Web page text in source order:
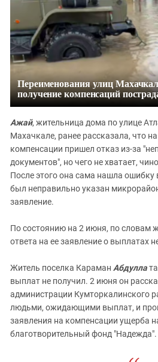
Переименования улиц
получение компенсаций
Ажай, жительница дома по улице
Махачкале, ранее рассказала, что
компенсации пришел отказ из-за
документов", но чего не хватает,
После этого она сама нашла ошибку
был неправильно указан
заявление.
По состоянию на 2 июня, по словам
ответа на ее заявление о выплатах
Житель поселка Караман Абдулла
выплат не получил. 2 июня он
администрации Кумторкалинского
людьми, ожидающими выплат, и
заявления на компенсации ущерба
благотворительный фонд "Надежда".